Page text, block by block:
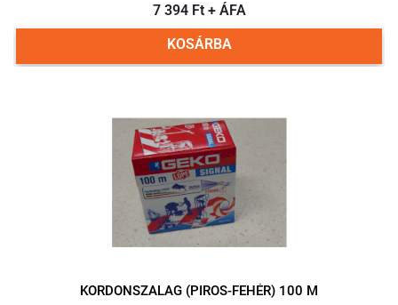
7 394 Ft + ÁFA
KOSÁRBA
KORDONSZALAG (PIROS-FEHÉR) 100 M